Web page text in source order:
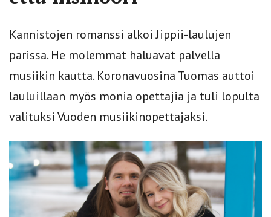
Kannistojen romanssi alkoi Jippii-laulujen
parissa. He molemmat haluavat palvella
musiikin kautta. Koronavuosina Tuomas auttoi
lauluillaan myös monia opettajia ja tuli lopulta
valituksi Vuoden musiikinopettajaksi.